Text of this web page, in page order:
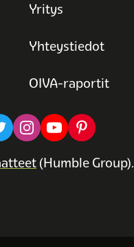
Yritys
Yhteystiedot
OIVA-raportit
(Humble Group).